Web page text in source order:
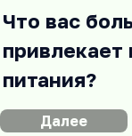
Что вас
привлекает
питания?
Далее